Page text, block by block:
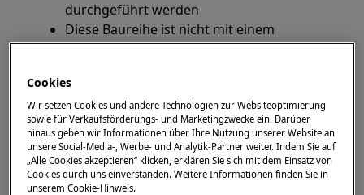
durchgeführt werden
Diese Baureihe ist nicht mit einem
EIN/AUS-Schalter ausgestattet.
Stecker aus der Steckdose, um die
Stromversorgung zu unterbrechen.
Einige der Bauteile sind scharfkantig und
können Verletzungen verursachen, tragen
Sie daher einen geeigneten Schutz und
gehen Sie vorsichtig vor.
Cookies
Wir setzen Cookies und andere Technologien zur Websiteoptimierung
sowie für Verkaufsförderungs- und Marketingzwecke ein. Darüber
hinaus geben wir Informationen über Ihre Nutzung unserer Website an
unsere Social-Media-, Werbe- und Analytik-Partner weiter. Indem Sie auf
„Alle Cookies akzeptieren“ klicken, erklären Sie sich mit dem Einsatz von
Cookies durch uns einverstanden. Weitere Informationen finden Sie in
unserem Cookie-Hinweis.